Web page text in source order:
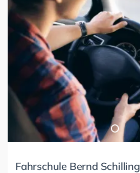
Fahrschule Bernd Schilling